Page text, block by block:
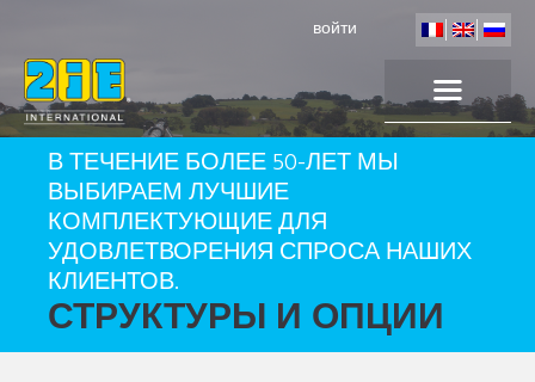
войти
В ТЕЧЕНИЕ БОЛЕЕ 50-ЛЕТ МЫ
ВЫБИРАЕМ ЛУЧШИЕ
КОМПЛЕКТУЮЩИЕ ДЛЯ
УДОВЛЕТВОРЕНИЯ СПРОСА НАШИХ
КЛИЕНТОВ.
СТРУКТУРЫ И ОПЦИИ